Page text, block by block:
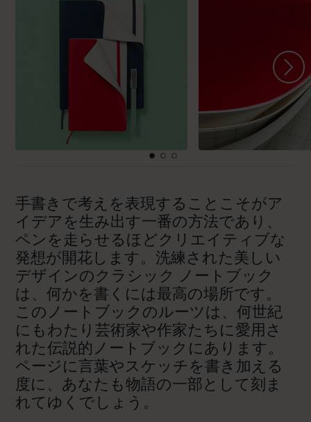
手書きで考えを表現することこそがア
イデアを生み出す一番の方法であり、
ペンを走らせるほどクリエイティブな
発想が開花します。洗練された美しい
デザインのクラシック ノートブック
は、何かを書くには最高の場所です。
このノートブックのルーツは、何世紀
にもわたり芸術家や作家たちに愛用さ
れた伝説的ノートブックにあります。
ページに言葉やスケッチを書き加える
度に、あなたも物語の一部として刻ま
れてゆくでしょう。